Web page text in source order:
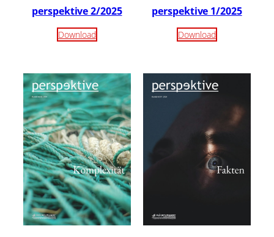
perspektive 2/2025
Download
perspektive 1/2025
Download